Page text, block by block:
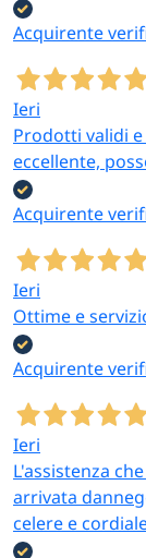
Acquirente
Ieri
Prodotti validi
eccellente,
Acquirente
Ieri
Ottime e
Acquirente
Ieri
L'assistenza
arrivata
celere e